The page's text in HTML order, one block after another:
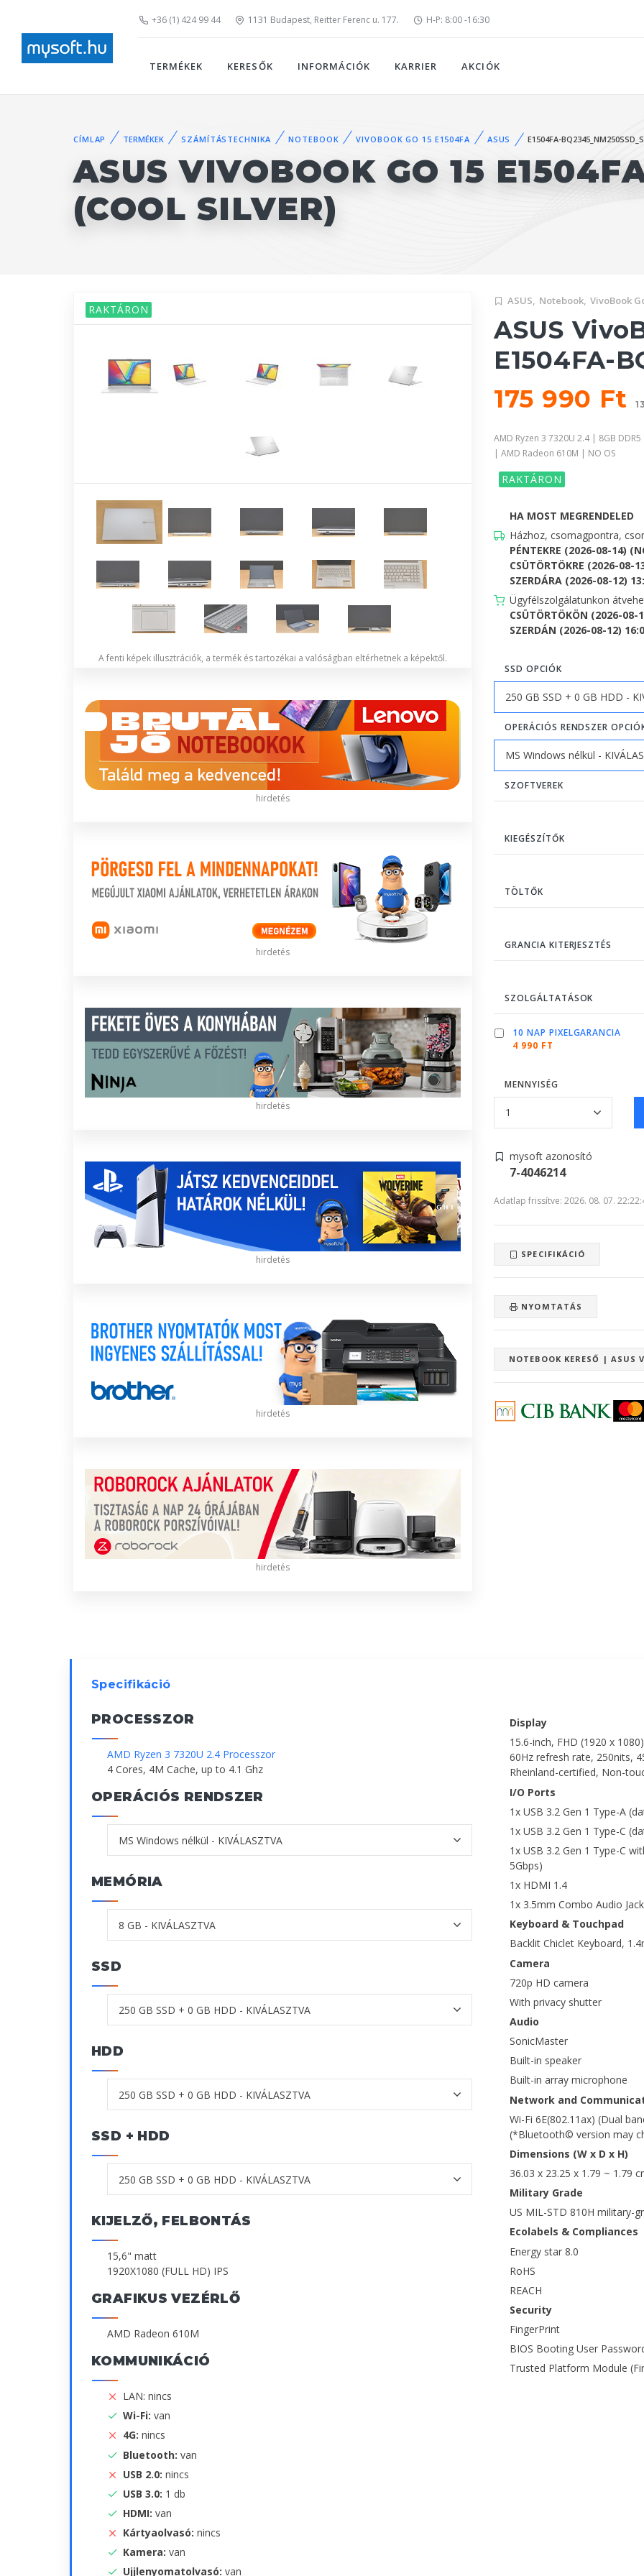
+36 (1) 424 99 44 1131 Budapest, Reitter Ferenc u. 177. H-P: 8:00 -16:30
TERMÉKEK KERESŐK INFORMÁCIÓK KARRIER AKCIÓK
CÍMLAP TERMÉKEK SZÁMÍTÁSTECHNIKA NOTEBOOK VIVOBOOK GO 15 E1504FA ASUS E1504FA-BQ2345_NM250SSD_S
ASUS VIVOBOOK GO 15
(COOL SILVER)
RAKTÁRON
A fenti képek illusztrációk, a termék és tartozékai a valóságban eltérhetnek a képektől.
hirdetés
hirdetés
hirdetés
hirdetés
hirdetés
hirdetés
ASUS, Notebook, VivoBook
ASUS
E1504FA-
175 990 Ft
AMD Ryzen 3 7320U 2.4 | 8GB
| AMD Radeon 610M | NO OS
RAKTÁRON
HA MOST MEGRENDELED
Házhoz, csomagpontra,
PÉNTEKRE (2026-08-14)
CSÜTÖRTÖKRE (2026-08-
SZERDÁRA (2026-08-12)
Ügyfélszolgálatunkon
CSÜTÖRTÖKÖN (2026-
SZERDÁN (2026-08-12)
SSD OPCIÓK
OPERÁCIÓS RENDSZER
SZOFTVEREK
KIEGÉSZÍTŐK
TÖLTŐK
GRANCIA KITERJESZTÉS
SZOLGÁLTATÁSOK
10 NAP PIXELGARANCIA
4 990 FT
MENNYISÉG
mysoft azonosító
7-4046214
Adatlap frissítve: 2026. 08. 07.
SPECIFIKÁCIÓ
NYOMTATÁS
NOTEBOOK KERESŐ | ASUS
Specifikáció
PROCESSZOR
AMD Ryzen 3 7320U 2.4 Processzor
4 Cores, 4M Cache, up to 4.1 Ghz
OPERÁCIÓS RENDSZER
MEMÓRIA
SSD
HDD
SSD + HDD
KIJELZŐ, FELBONTÁS
15,6" matt
1920X1080 (FULL HD) IPS
GRAFIKUS VEZÉRLŐ
AMD Radeon 610M
KOMMUNIKÁCIÓ
LAN: nincs
Wi-Fi: van
4G: nincs
Bluetooth: van
USB 2.0: nincs
USB 3.0: 1 db
HDMI: van
Kártyaolvasó: nincs
Kamera: van
Ujjlenyomatolvasó: van
Display
15.6-inch, FHD (1920 x
60Hz refresh rate, 250nits,
Rheinland-certified, Non-
I/O Ports
1x USB 3.2 Gen 1 Type-A
1x USB 3.2 Gen 1 Type-C
1x USB 3.2 Gen 1 Type-C
5Gbps)
1x HDMI 1.4
1x 3.5mm Combo Audio Jack
Keyboard & Touchpad
Backlit Chiclet Keyboard,
Camera
720p HD camera
With privacy shutter
Audio
SonicMaster
Built-in speaker
Built-in array microphone
Network and
Wi-Fi 6E(802.11ax) (Dual
(*Bluetooth© version may
Dimensions (W x D x H)
36.03 x 23.25 x 1.79 ~ 1.79
Military Grade
US MIL-STD 810H military-
Ecolabels & Compliances
Energy star 8.0
RoHS
REACH
Security
FingerPrint
BIOS Booting User
Trusted Platform Module